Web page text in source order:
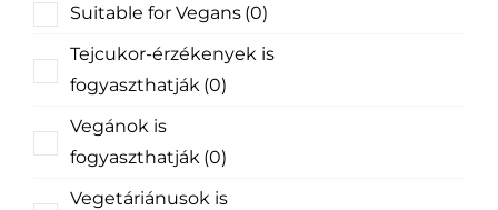
Suitable for Vegans (0)
Tejcukor-érzékenyek is
fogyaszthatják (0)
Vegánok is
fogyaszthatják (0)
Vegetáriánusok is